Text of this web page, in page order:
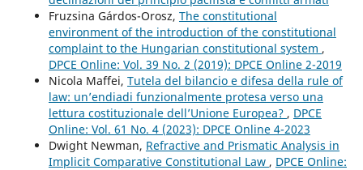
Fruzsina Gárdos-Orosz, The constitutional
environment of the introduction of the constitutional
complaint to the Hungarian constitutional system ,
DPCE Online: Vol. 39 No. 2 (2019): DPCE Online 2-2019
Nicola Maffei, Tutela del bilancio e difesa della rule of
law: un’endiadi funzionalmente protesa verso una
lettura costituzionale dell’Unione Europea? , DPCE
Online: Vol. 61 No. 4 (2023): DPCE Online 4-2023
Dwight Newman, Refractive and Prismatic Analysis in
Implicit Comparative Constitutional Law , DPCE Online: